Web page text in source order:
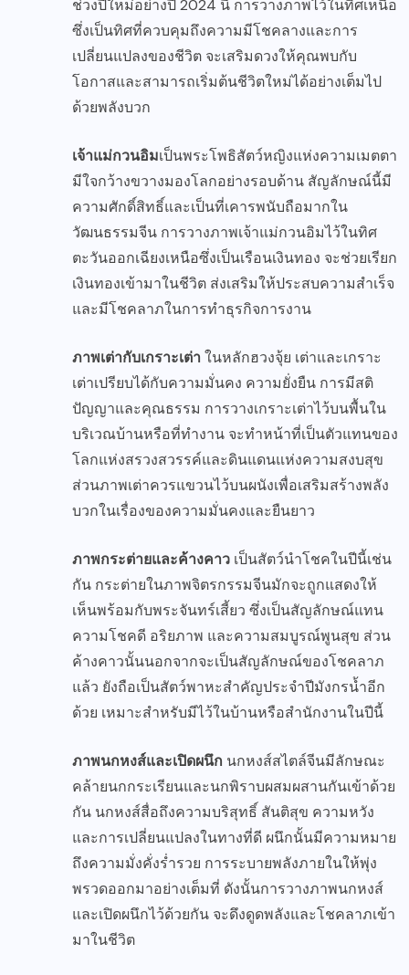
ช่วงปีใหม่อย่างปี 2024 นี้ การวางภาพไว้ในทิศเหนือ
ซึ่งเป็นทิศที่ควบคุมถึงความมีโชคลางและการ
เปลี่ยนแปลงของชีวิต จะเสริมดวงให้คุณพบกับ
โอกาสและสามารถเริ่มต้นชีวิตใหม่ได้อย่างเต็มไป
ด้วยพลังบวก
เจ้าแม่กวนอิมเป็นพระโพธิสัตว์หญิงแห่งความเมตตา
มีใจกว้างขวางมองโลกอย่างรอบด้าน สัญลักษณ์นี้มี
ความศักดิ์สิทธิ์และเป็นที่เคารพนับถือมากใน
วัฒนธรรมจีน การวางภาพเจ้าแม่กวนอิมไว้ในทิศ
ตะวันออกเฉียงเหนือซึ่งเป็นเรือนเงินทอง จะช่วยเรียก
เงินทองเข้ามาในชีวิต ส่งเสริมให้ประสบความสำเร็จ
และมีโชคลาภในการทำธุรกิจการงาน
ภาพเต่ากับเกราะเต่า ในหลักฮวงจุ้ย เต่าและเกราะ
เต่าเปรียบได้กับความมั่นคง ความยั่งยืน การมีสติ
ปัญญาและคุณธรรม การวางเกราะเต่าไว้บนพื้นใน
บริเวณบ้านหรือที่ทำงาน จะทำหน้าที่เป็นตัวแทนของ
โลกแห่งสรวงสวรรค์และดินแดนแห่งความสงบสุข
ส่วนภาพเต่าควรแขวนไว้บนผนังเพื่อเสริมสร้างพลัง
บวกในเรื่องของความมั่นคงและยืนยาว
ภาพกระต่ายและค้างคาว เป็นสัตว์นำโชคในปีนี้เช่น
กัน กระต่ายในภาพจิตรกรรมจีนมักจะถูกแสดงให้
เห็นพร้อมกับพระจันทร์เสี้ยว ซึ่งเป็นสัญลักษณ์แทน
ความโชคดี อริยภาพ และความสมบูรณ์พูนสุข ส่วน
ค้างคาวนั้นนอกจากจะเป็นสัญลักษณ์ของโชคลาภ
แล้ว ยังถือเป็นสัตว์พาหะสำคัญประจำปีมังกรน้ำอีก
ด้วย เหมาะสำหรับมีไว้ในบ้านหรือสำนักงานในปีนี้
ภาพนกหงส์และเปิดผนึก นกหงส์สไตล์จีนมีลักษณะ
คล้ายนกกระเรียนและนกพิราบผสมผสานกันเข้าด้วย
กัน นกหงส์สื่อถึงความบริสุทธิ์ สันติสุข ความหวัง
และการเปลี่ยนแปลงในทางที่ดี ผนึกนั้นมีความหมาย
ถึงความมั่งคั่งร่ำรวย การระบายพลังภายในให้พุ่ง
พรวดออกมาอย่างเต็มที่ ดังนั้นการวางภาพนกหงส์
และเปิดผนึกไว้ด้วยกัน จะดึงดูดพลังและโชคลาภเข้า
มาในชีวิต